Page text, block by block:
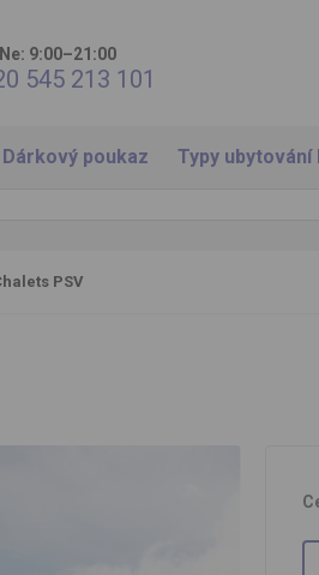
9:00–21:00
545 213 101
Dárkový poukaz Typy ubytování
PSV